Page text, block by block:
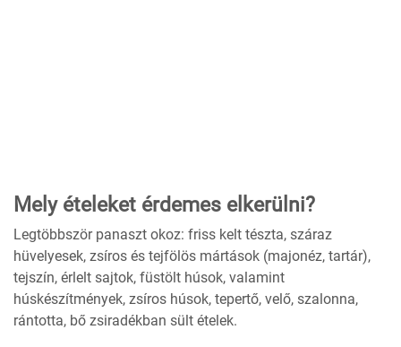
Mely ételeket érdemes elkerülni?
Legtöbbször panaszt okoz: friss kelt tészta, száraz
hüvelyesek, zsíros és tejfölös mártások (majonéz, tartár),
tejszín, érlelt sajtok, füstölt húsok, valamint
húskészítmények, zsíros húsok, tepertő, velő, szalonna,
rántotta, bő zsiradékban sült ételek.